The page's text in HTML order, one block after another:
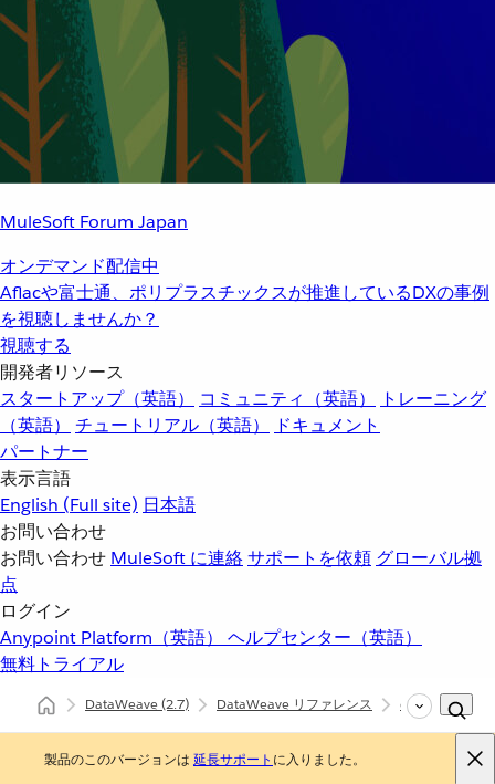
MuleSoft Forum Japan
オンデマンド配信中
Aflacや富士通、ポリプラスチックスが推進しているDXの事例
を視聴しませんか？
視聴する
開発者リソース
スタートアップ（英語）
コミュニティ（英語）
トレーニング
（英語）
チュートリアル（英語）
ドキュメント
パートナー
表示言語
English (Full site) 日本語
お問い合わせ
お問い合わせ MuleSoft に連絡サポートを依頼 グローバル拠
点
ログイン
Anypoint Platform（英語） ヘルプセンター（英語）
無料トライアル
DataWeave(2.7) DataWeave リファレンス dw::Mule
製品のこのバージョンは 延長サポート に入りました。